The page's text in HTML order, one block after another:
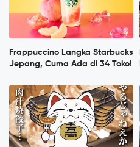
Frappuccino Langka Starbucks
Jepang, Cuma Ada di 34 Toko!